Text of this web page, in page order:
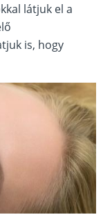
látjuk el a
is, hogy